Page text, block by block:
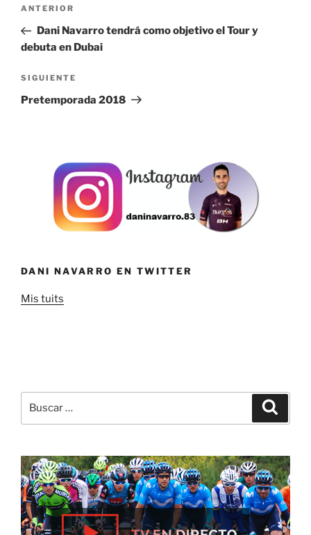
entradas
Entrada
anterior:
ANTERIOR
Dani Navarro tendrá como objetivo el Tour y
debuta en Dubai
Siguiente
entrada
SIGUIENTE
Pretemporada 2018
DANI NAVARRO EN TWITTER
Mis tuits
por: